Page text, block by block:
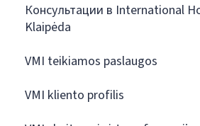
Консультации в International
Klaipėda
VMI teikiamos paslaugos
VMI kliento profilis